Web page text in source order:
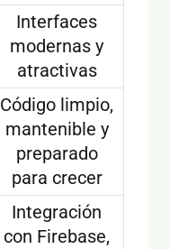
Interfaces
modernas y
atractivas
Código limpio,
mantenible y
preparado
para crecer
Integración
con Firebase,